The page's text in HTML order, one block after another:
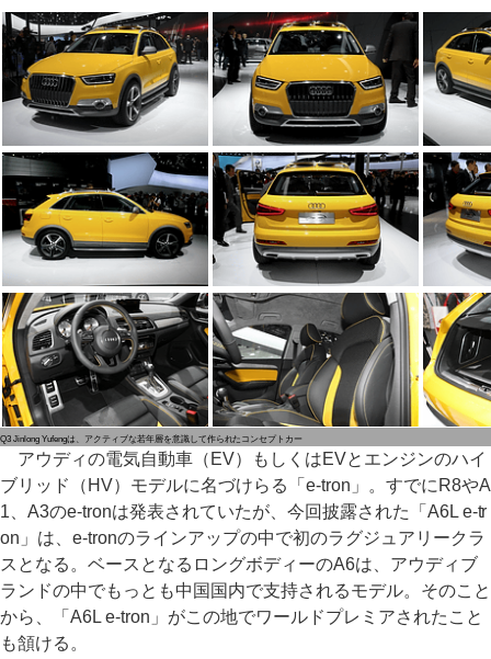
Q3 Jinlong Yufengは、アクティブな若年層を意識して作られたコンセプトカー
アウディの電気自動車（EV）もしくはEVとエンジンのハイ
ブリッド（HV）モデルに名づけらる「e-tron」。すでにR8やA
1、A3のe-tronは発表されていたが、今回披露された「A6L e-tr
on」は、e-tronのラインアップの中で初のラグジュアリークラ
スとなる。ベースとなるロングボディーのA6は、アウディブ
ランドの中でもっとも中国国内で支持されるモデル。そのこと
から、「A6L e-tron」がこの地でワールドプレミアされたこと
も頷ける。